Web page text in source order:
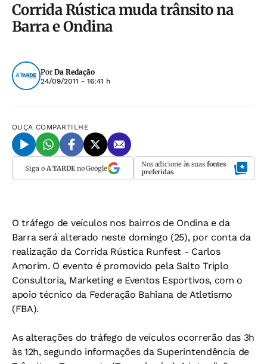
Corrida Rústica muda trânsito na
Barra e Ondina
Por Da Redação
24/09/2011 - 16:41 h
OUÇA COMPARTILHE
Siga o A TARDEno Google Nos adicione às suas fontes
preferidas
O tráfego de veículos nos bairros de Ondina e da
Barra será alterado neste domingo (25), por conta da
realização da Corrida Rústica Runfest - Carlos
Amorim. O evento é promovido pela Salto Triplo
Consultoria, Marketing e Eventos Esportivos, com o
apoio técnico da Federação Bahiana de Atletismo
(FBA).
As alterações do tráfego de veículos ocorrerão das 3h
às 12h, segundo informações da Superintendência de